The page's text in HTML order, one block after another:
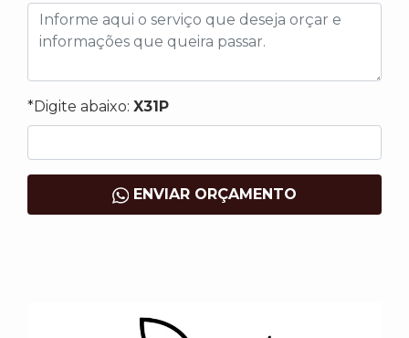
*Digite abaixo: X31P
ENVIAR ORÇAMENTO